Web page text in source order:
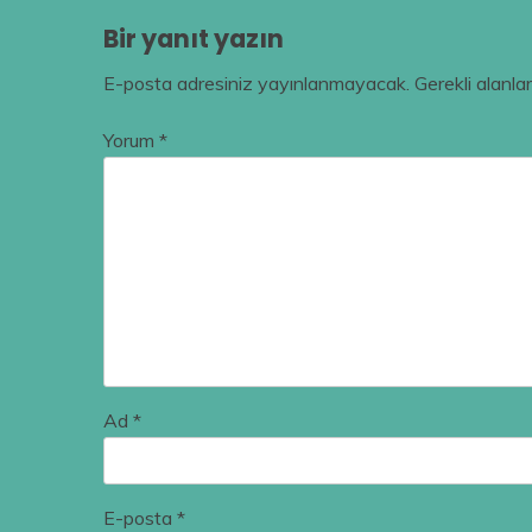
Bir yanıt yazın
E-posta adresiniz yayınlanmayacak. Gerekli alanlar
Yorum *
Ad *
E-posta *